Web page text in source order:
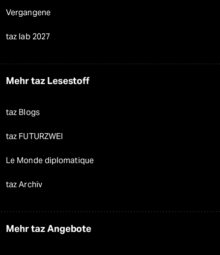
Vergangene
taz lab 2027
Mehr taz Lesestoff
taz Blogs
taz FUTURZWEI
Le Monde diplomatique
taz Archiv
Mehr taz Angebote